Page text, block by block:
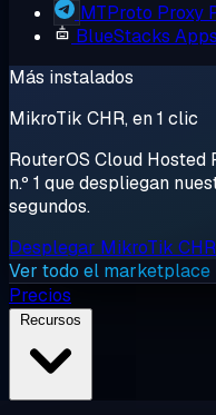
MTProto Proxy
BlueStacks
Más instalados
MikroTik CHR, en 1 clic
RouterOS Cloud Hosted
n.º 1 que despliegan
segundos.
Desplegar MikroTik
Ver todo el
Precios